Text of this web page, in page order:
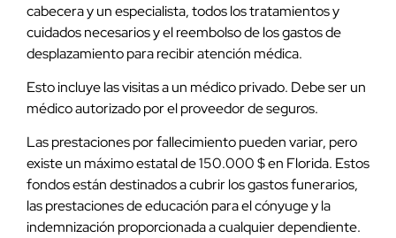
cabecera y un especialista, todos los tratamientos y
cuidados necesarios y el reembolso de los gastos de
desplazamiento para recibir atención médica.
Esto incluye las visitas a un médico privado. Debe ser un
médico autorizado por el proveedor de seguros.
Las prestaciones por fallecimiento pueden variar, pero
existe un máximo estatal de 150.000 $ en Florida. Estos
fondos están destinados a cubrir los gastos funerarios,
las prestaciones de educación para el cónyuge y la
indemnización proporcionada a cualquier dependiente.